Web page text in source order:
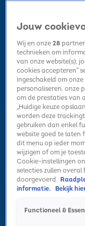
Home Radio luisteren
Volg Sky Radio
Zoeken
HomeRadio luisteren
Jouw
Wij en onze28
technieken om
van onze website(s),
cookies accepteren”
ingeschakeld om
personaliseren, onze
om de prestaties van
„Huidige keuze
worden deze
gebruiken dan enkel
website goed te laten
dit menu op ieder
wijzigen of om je
Cookie-instellingen
selecties zullen
doorgevoerd.
informatie.
Bekijk
Functioneel &